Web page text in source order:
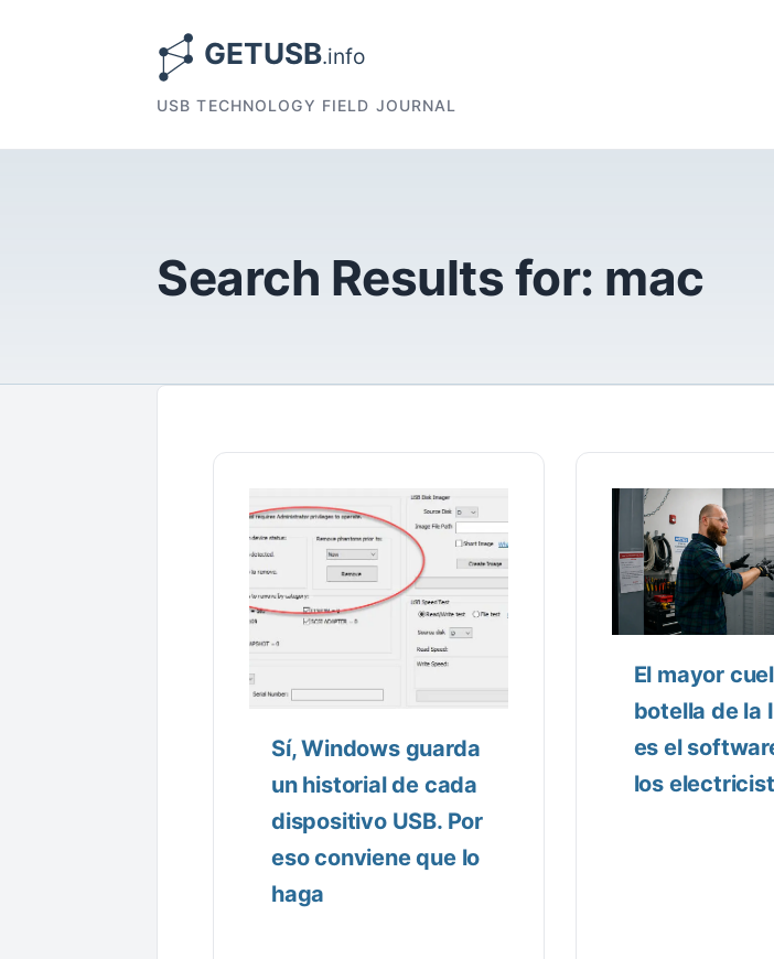
USB TECHNOLOGY FIELD JOURNAL
Search Results for: mac
Sí, Windows guarda
un historial de cada
dispositivo USB. Por
eso conviene que lo
haga
El mayor
botella de la
es el
los